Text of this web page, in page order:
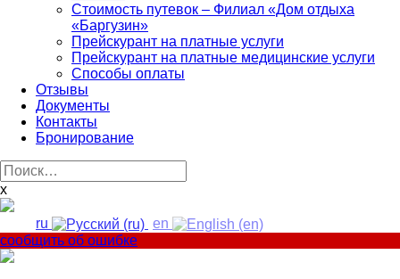
Стоимость путевок – Филиал «Дом отдыха
«Баргузин»
Прейскурант на платные услуги
Прейскурант на платные медицинские услуги
Способы оплаты
Отзывы
Документы
Контакты
Бронирование
Найти:
x
ru
en
сообщить об ошибке